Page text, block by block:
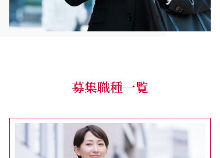
募集職種一覧